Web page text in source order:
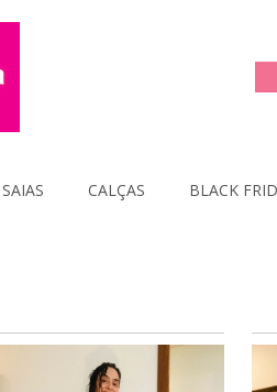
SAIAS CALÇAS BLACK